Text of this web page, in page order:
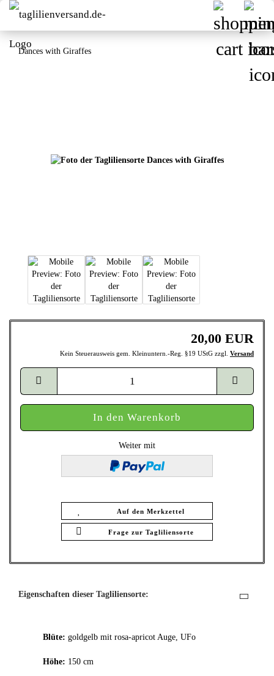
Dances with Giraffes
20,00 EUR
Kein Steuerausweis gem. Kleinuntern.-Reg. §19 UStG zzgl. Versand
Weiter mit
Auf den Merkzettel
Frage zur Tagliliensorte
Eigenschaften dieser Tagliliensorte:
Blüte: goldgelb mit rosa-apricot Auge, UFo
Höhe: 150 cm